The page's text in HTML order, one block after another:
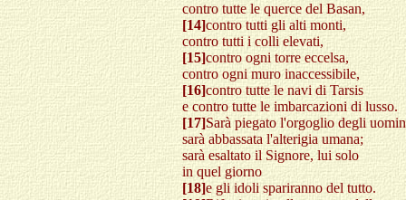
contro tutte le querce del Basan,
[14]contro tutti gli alti monti,
contro tutti i colli elevati,
[15]contro ogni torre eccelsa,
contro ogni muro inaccessibile,
[16]contro tutte le navi di Tarsis
e contro tutte le imbarcazioni di lusso.
[17]Sarà piegato l'orgoglio degli
sarà abbassata l'alterigia umana;
sarà esaltato il Signore, lui solo
in quel giorno
[18]e gli idoli spariranno del tutto.